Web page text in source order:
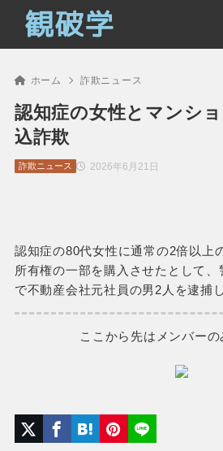
ホーム 詐欺ニュース
認知症の女性とマンシ
込詐欺
2026年6月21日
詐欺ニュース
認知症の80代女性に通常の2倍以上
所有権の一部を購入させたとして
で不動産会社元社員の男2人を逮捕
ここから先はメンバー